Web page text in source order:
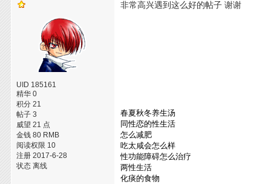
UID 185161
精华 0
积分 21
帖子 3
威望 21 点
金钱 80 RMB
阅读权限 10
注册 2017-6-28
状态 离线
非常高兴遇到这么好的帖子 谢谢
春夏秋冬养生汤
同性恋的性生活
怎么减肥
吃太咸会怎么样
性功能障碍怎么治疗
两性生活
化痰的食物